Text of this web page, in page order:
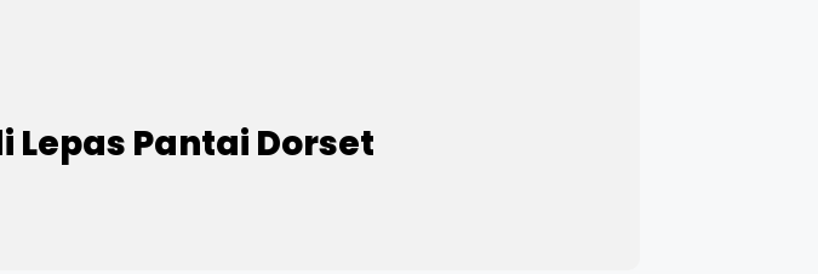
Lepas Pantai Dorset